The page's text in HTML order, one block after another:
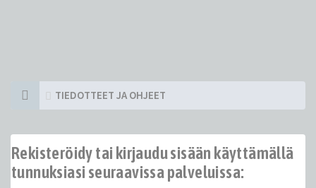
TIEDOTTEET JA OHJEET
Rekisteröidy tai kirjaudu sisään käyttämällä
tunnuksiasi seuraavissa palveluissa: